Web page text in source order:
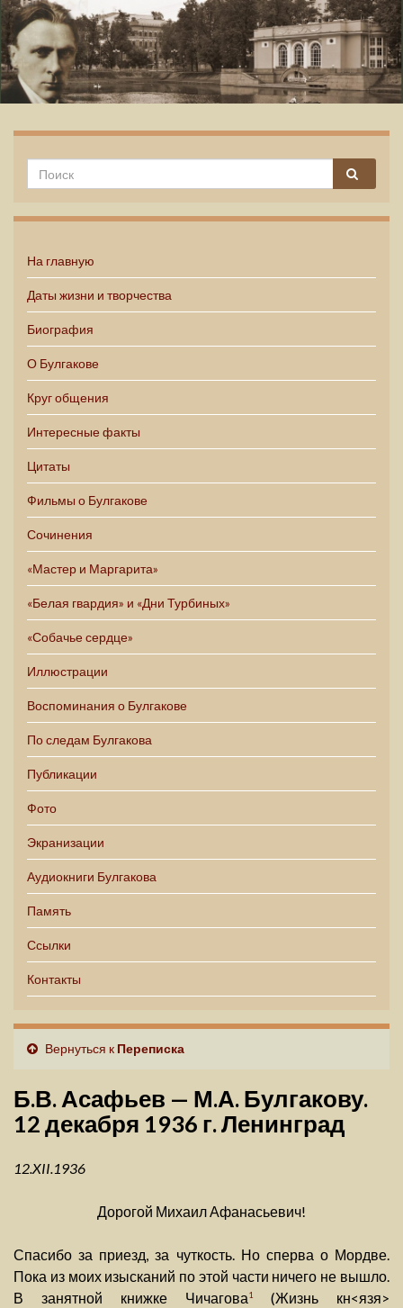
На главную
Даты жизни и творчества
Биография
О Булгакове
Круг общения
Интересные факты
Цитаты
Фильмы о Булгакове
Сочинения
«Мастер и Маргарита»
«Белая гвардия» и «Дни Турбиных»
«Собачье сердце»
Иллюстрации
Воспоминания о Булгакове
По следам Булгакова
Публикации
Фото
Экранизации
Аудиокниги Булгакова
Память
Ссылки
Контакты
Вернуться к Переписка
Б.В. Асафьев — М.А. Булгакову.
12 декабря 1936 г. Ленинград
12.XII.1936
Дорогой Михаил Афанасьевич!
Спасибо за приезд, за чуткость. Но сперва о Мордве.
Пока из моих изысканий по этой части ничего не вышло.
В занятной книжке Чичагова1(Жизнь кн<язя>